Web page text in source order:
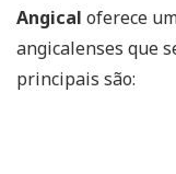
Angical oferece
angicalenses que
principais são: